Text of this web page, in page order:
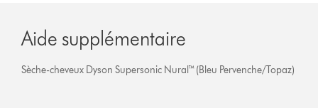
Aide supplémentaire
Sèche-cheveux Dyson Supersonic Nural™ (Bleu Pervenche/Topaz)